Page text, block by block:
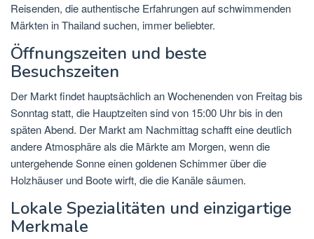
Reisenden, die authentische Erfahrungen auf schwimmenden
Märkten in Thailand suchen, immer beliebter.
Öffnungszeiten und beste
Besuchszeiten
Der Markt findet hauptsächlich an Wochenenden von Freitag bis
Sonntag statt, die Hauptzeiten sind von 15:00 Uhr bis in den
späten Abend. Der Markt am Nachmittag schafft eine deutlich
andere Atmosphäre als die Märkte am Morgen, wenn die
untergehende Sonne einen goldenen Schimmer über die
Holzhäuser und Boote wirft, die die Kanäle säumen.
Lokale Spezialitäten und einzigartige
Merkmale